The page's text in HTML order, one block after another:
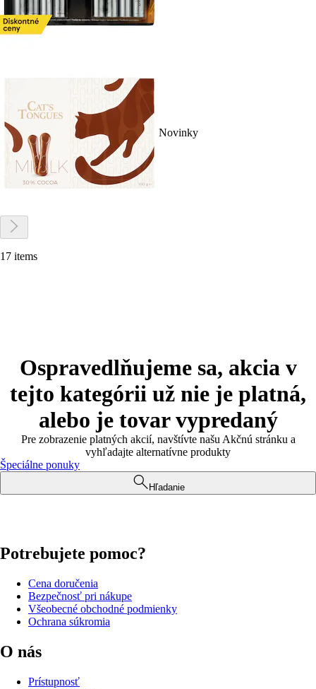
Novinky
17 items
Ospravedlňujeme sa, akcia v
tejto kategórii už nie je platná,
alebo je tovar vypredaný
Pre zobrazenie platných akcií, navštívte našu Akčnú stránku a
vyhľadajte alternatívne produkty
Špeciálne ponuky
Hľadanie
Potrebujete pomoc?
Cena doručenia
Bezpečnosť pri nákupe
Všeobecné obchodné podmienky
Ochrana súkromia
O nás
Prístupnosť